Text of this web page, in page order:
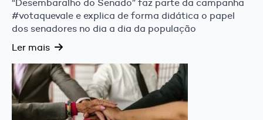
“Desembaralho do Senado” faz parte da campanha
#votaquevale e explica de forma didática o papel
dos senadores no dia a dia da população
Ler mais